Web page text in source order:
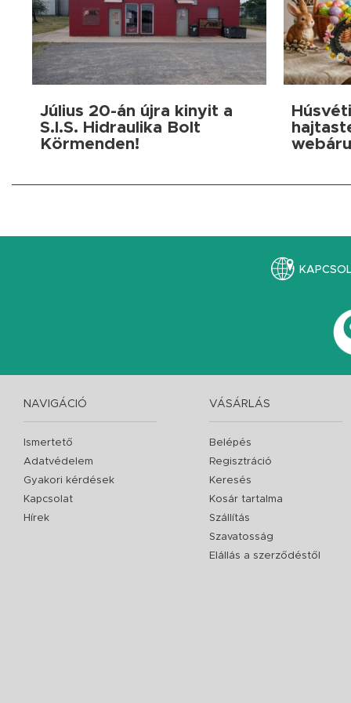
Július 20-án újra kinyit a
S.I.S. Hidraulika Bolt
Körmenden!
NAVIGÁCIÓ
Ismertető
Adatvédelem
Gyakori kérdések
Kapcsolat
Hírek
VÁSÁRLÁS
Belépés
Regisztráció
Keresés
Kosár tartalma
Szállítás
Szavatosság
Elállás a szerződéstől